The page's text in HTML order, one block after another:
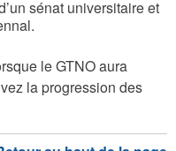
sénat universitaire et
le GTNO aura
la progression des